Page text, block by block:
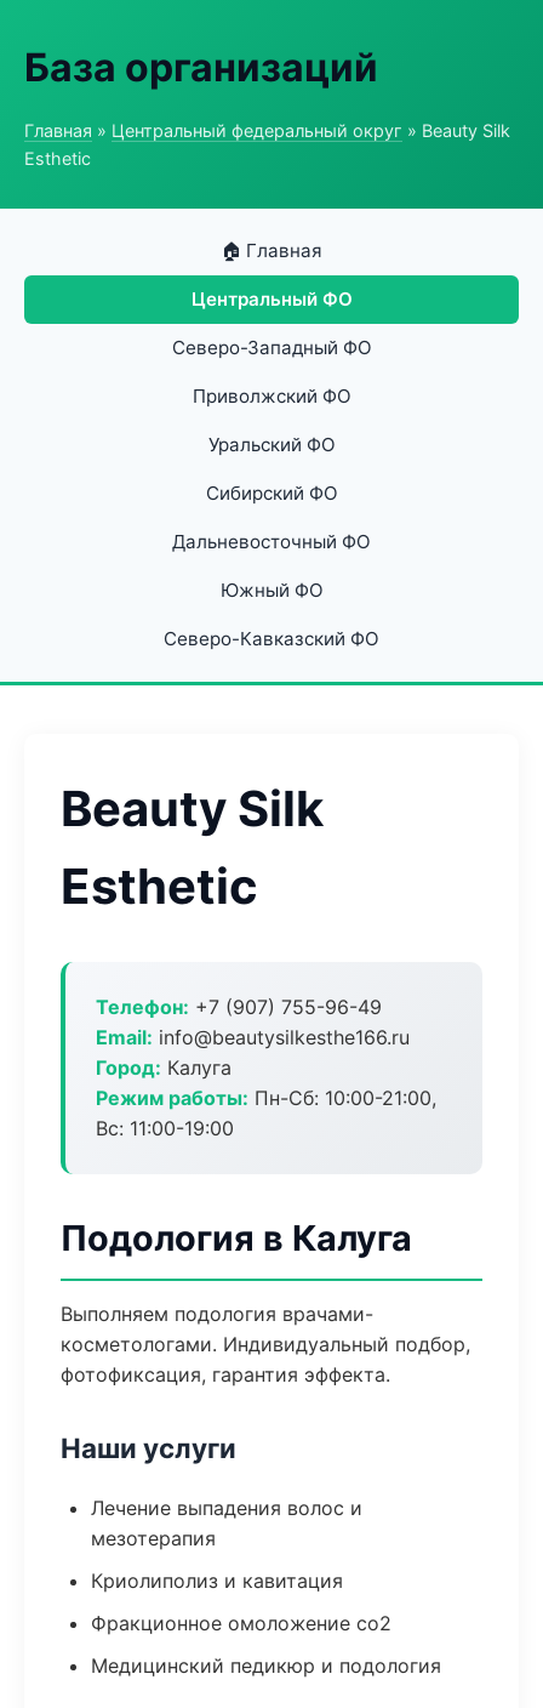
База организаций
Главная » Центральный федеральный округ » Beauty Silk
Esthetic
🏠 Главная
Центральный ФО
Северо-Западный ФО
Приволжский ФО
Уральский ФО
Сибирский ФО
Дальневосточный ФО
Южный ФО
Северо-Кавказский ФО
Beauty Silk
Esthetic
Телефон: +7 (907) 755-96-49
Email: info@beautysilkesthe166.ru
Город: Калуга
Режим работы: Пн-Сб: 10:00-21:00,
Вс: 11:00-19:00
Подология в Калуга
Выполняем подология врачами-
косметологами. Индивидуальный подбор,
фотофиксация, гарантия эффекта.
Наши услуги
Лечение выпадения волос и
мезотерапия
Криолиполиз и кавитация
Фракционное омоложение co2
Медицинский педикюр и подология